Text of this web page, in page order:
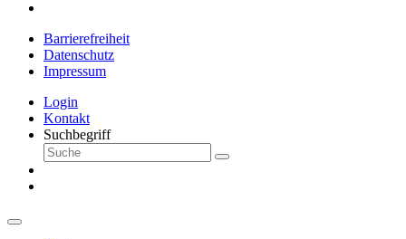
Barrierefreiheit
Datenschutz
Impressum
Login
Kontakt
Suchbegriff